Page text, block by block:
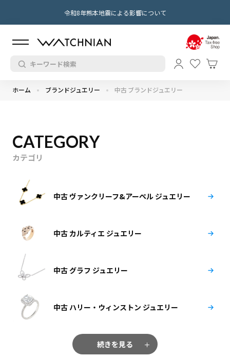
令和8年熊本地震による影響について
ホーム ブランドジュエリー 中古 ブランドジュエリー
CATEGORY
カテゴリ
中古 ヴァンクリーフ&アーペル ジュエリー
中古 カルティエ ジュエリー
中古 グラフ ジュエリー
中古 ハリー・ウィンストン ジュエリー
続きを見る